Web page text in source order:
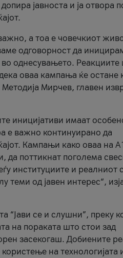
јавноста и ја отвора
а тоа е човечкиот
одговорност да
однесувањето. Реакциите
оваа кампања ќе остане
Мирчев, главен
иницијативи имаат
е важно континуирано да
Кампањи како оваа на
да поттикнат поголема
институциите и реалниот
теми од јавен интерес“,
се и слушни”, преку
на пораката што стои зад
засекогаш. Добиените
на технологијата